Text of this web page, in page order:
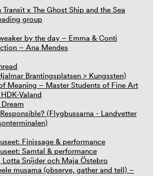
x The Ghost Ship and the Sea
group
by the day – Emma & Conti
– Ana Mendes
Brantingsplatsen > Kungssten)
Meaning – Master Students of Fine Art
Valand
(Flygbussarna - Landvetter
Finissage & performance
Samtal & performance
Lotta Snijder och Maja Östebro
musama (observe, gather and tell) –